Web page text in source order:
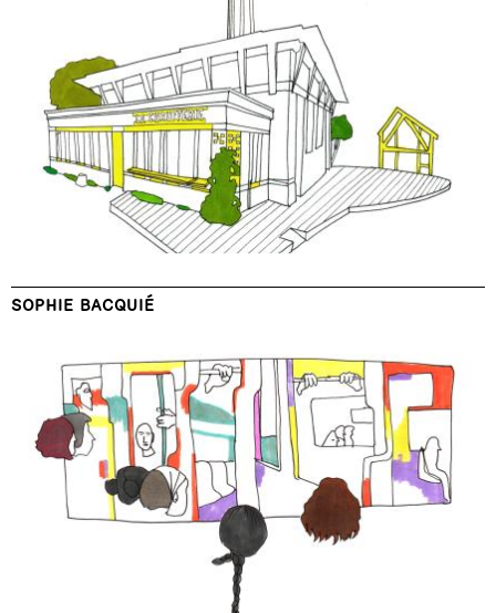
SOPHIE BACQUIÉ